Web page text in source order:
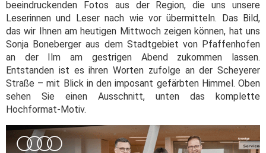
beeindruckenden Fotos aus der Region, die uns unsere
Leserinnen und Leser nach wie vor übermitteln. Das Bild,
das wir Ihnen am heutigen Mittwoch zeigen können, hat uns
Sonja Boneberger aus dem Stadtgebiet von Pfaffenhofen
an der Ilm am gestrigen Abend zukommen lassen.
Entstanden ist es ihren Worten zufolge an der Scheyerer
Straße – mit Blick in den imposant gefärbten Himmel. Oben
sehen Sie einen Ausschnitt, unten das komplette
Hochformat-Motiv.